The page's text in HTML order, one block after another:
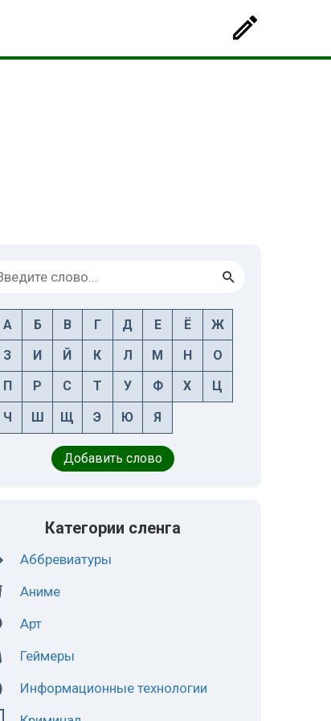
А Б В Г Д Е Ё Ж
З И Й К Л М Н О
П Р С Т У Ф Х Ц
Ч Ш Щ Э Ю Я
Добавить слово
Категории сленга
Аббревиатуры
Аниме
Арт
Геймеры
Информационные технологии